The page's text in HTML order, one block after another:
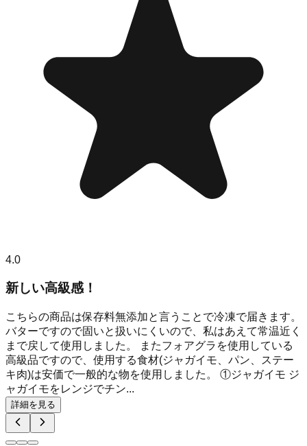
4.0
新しい高級感！
こちらの商品は保存料無添加と言うことで冷凍で届きます。
バターですので固いと扱いにくいので、私はあえて常温近く
まで戻して使用しました。 またフォアグラを使用している
高級品ですので、使用する食材(ジャガイモ、パン、ステー
キ肉)は安価で一般的な物を使用しました。 ①ジャガイモ ジ
ャガイモをレンジでチン...
詳細を見る